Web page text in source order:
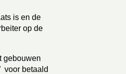
is en de
op de
gebouwen
voor betaald